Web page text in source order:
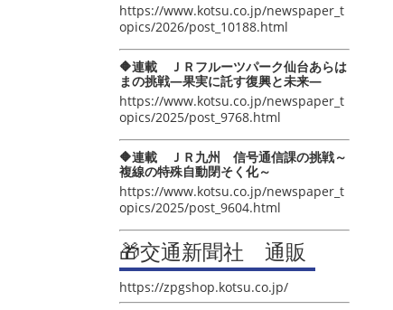
https://www.kotsu.co.jp/newspaper_t
opics/2026/post_10188.html
🔶連載 ＪＲフルーツパーク仙台あらは
まの挑戦―果実に託す復興と未来―
https://www.kotsu.co.jp/newspaper_t
opics/2025/post_9768.html
🔶連載 ＪＲ九州 信号通信課の挑戦～
複線の特殊自動閉そく化～
https://www.kotsu.co.jp/newspaper_t
opics/2025/post_9604.html
🎁交通新聞社 通販
https://zpgshop.kotsu.co.jp/